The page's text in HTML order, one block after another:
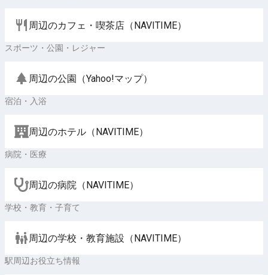
周辺のカフェ・喫茶店（NAVITIME）
スポーツ・公園・レジャー
周辺の公園（Yahoo!マップ）
宿泊・入浴
周辺のホテル（NAVITIME）
病院・医療
周辺の病院（NAVITIME）
学校・教育・子育て
周辺の学校・教育施設（NAVITIME）
駅周辺お役立ち情報